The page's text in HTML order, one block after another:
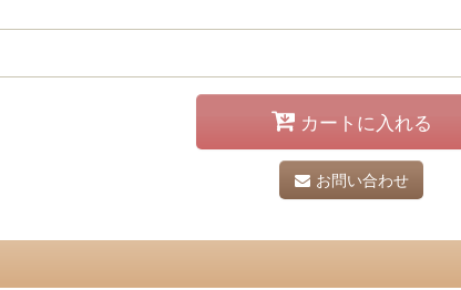
カートに入れる
お問い合わせ